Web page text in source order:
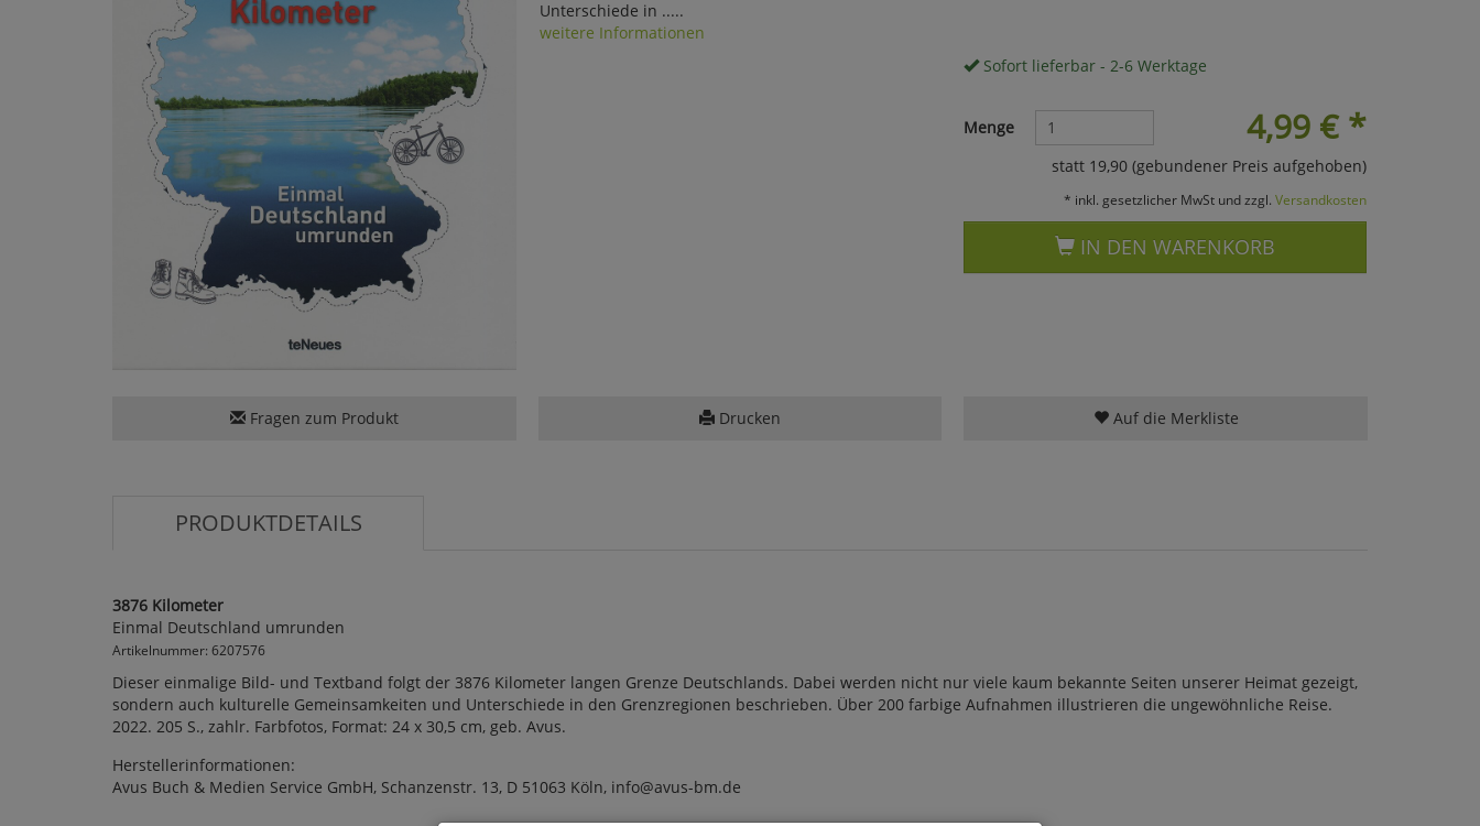
Unterschiede in .....
weitere Informationen
Sofort lieferbar - 2-6 Werktage
4,99 €*
Menge
statt 19,90 (gebundener Preis aufgehoben)
* inkl. gesetzlicher MwSt und zzgl. Versandkosten
IN DEN WARENKORB
Fragen zum Produkt Drucken Auf die Merkliste
PRODUKTDETAILS
3876 Kilometer
Einmal Deutschland umrunden
Artikelnummer: 6207576
Dieser einmalige Bild- und Textband folgt der 3876 Kilometer langen Grenze Deutschlands. Dabei werden nicht nur viele kaum bekannte Seiten unserer Heimat gezeigt,
sondern auch kulturelle Gemeinsamkeiten und Unterschiede in den Grenzregionen beschrieben. Über 200 farbige Aufnahmen illustrieren die ungewöhnliche Reise.
2022. 205 S., zahlr. Farbfotos, Format: 24 x 30,5 cm, geb. Avus.
Herstellerinformationen:
Avus Buch & Medien Service GmbH, Schanzenstr. 13, D 51063 Köln, info@avus-bm.de